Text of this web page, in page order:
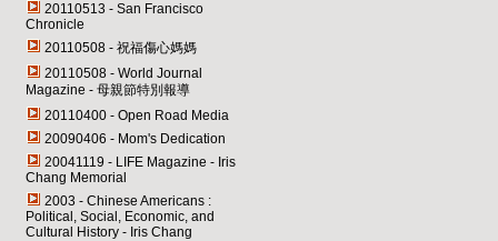
20110513 - San Francisco
Chronicle
20110508 - 祝福傷心媽媽
20110508 - World Journal
Magazine - 母親節特別報導
20110400 - Open Road Media
20090406 - Mom's Dedication
20041119 - LIFE Magazine - Iris
Chang Memorial
2003 - Chinese Americans :
Political, Social, Economic, and
Cultural History - Iris Chang